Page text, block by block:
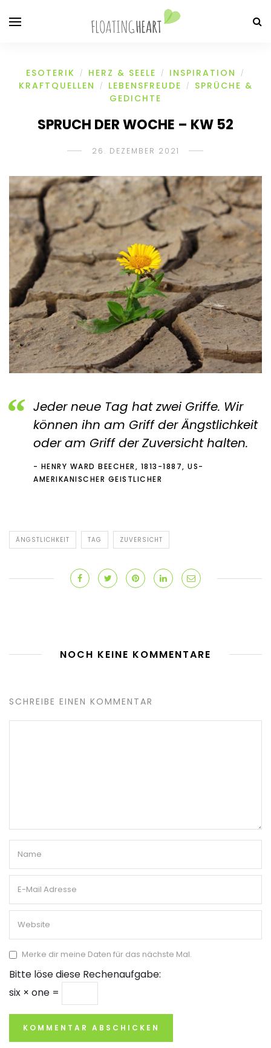
ESOTERIK / HERZ & SEELE / INSPIRATION /
KRAFTQUELLEN / LEBENSFREUDE /
SPRÜCHE &
GEDICHTE
SPRUCH DER WOCHE – KW 52
26. DEZEMBER 2021
Jeder neue Tag hat zwei Griffe. Wir
können ihn am Griff der Ängstlichkeit
oder am Griff der Zuversicht halten.
HENRY WARD BEECHER, 1813-1887, US-
AMERIKANISCHER GEISTLICHER
ÄNGSTLICHKEIT TAG ZUVERSICHT
NOCH KEINE KOMMENTARE
SCHREIBE EINEN KOMMENTAR
Merke dir meine Daten für das nächste Mal.
Bitte löse diese Rechenaufgabe:
six × one =